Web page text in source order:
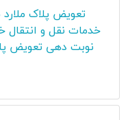
تعویض پلاک ملارد
خدمات نقل و انتقال